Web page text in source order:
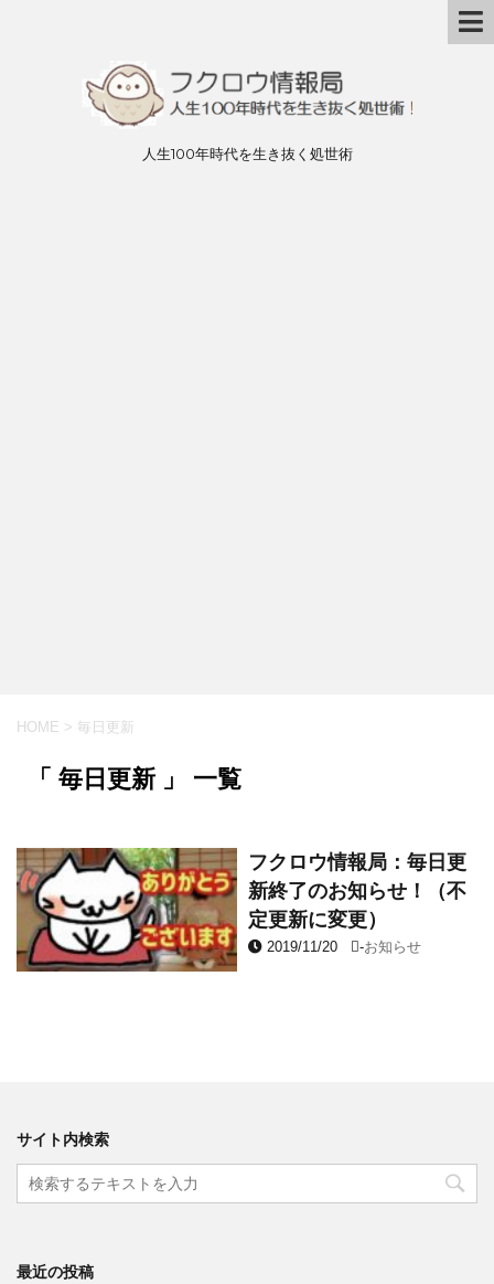
人生100年時代を生き抜く処世術
HOME > 毎日更新
「 毎日更新 」 一覧
フクロウ情報局：毎日更
新終了のお知らせ！（不
定更新に変更）
2019/11/20 -お知らせ
サイト内検索
最近の投稿